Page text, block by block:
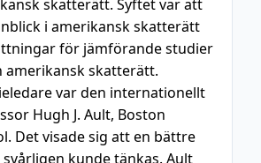
skatterätt. Syftet var att
i amerikansk skatterätt
för jämförande studier
amerikansk skatterätt.
var den internationellt
Hugh J. Ault, Boston
Det visade sig att en bättre
kunde tänkas. Ault